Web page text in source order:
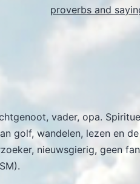
proverbs and
vader, opa.
golf, wandelen, lezen en
nieuwsgierig, geen